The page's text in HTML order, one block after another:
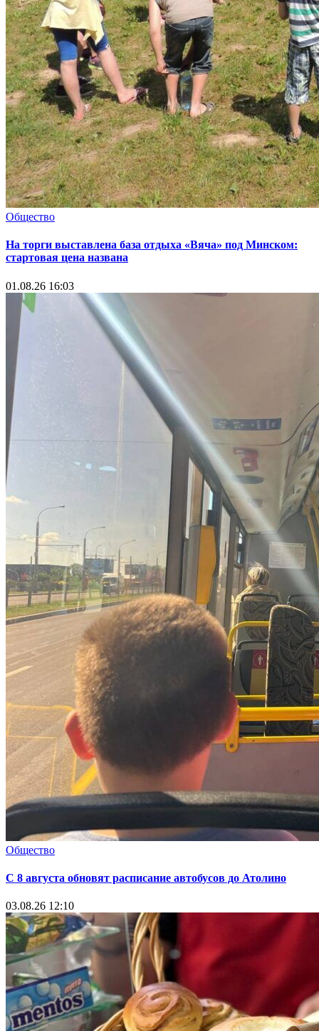
Общество
На торги выставлена база отдыха «Вяча» под Минском:
стартовая цена названа
01.08.26 16:03
Общество
С 8 августа обновят расписание автобусов до Атолино
03.08.26 12:10